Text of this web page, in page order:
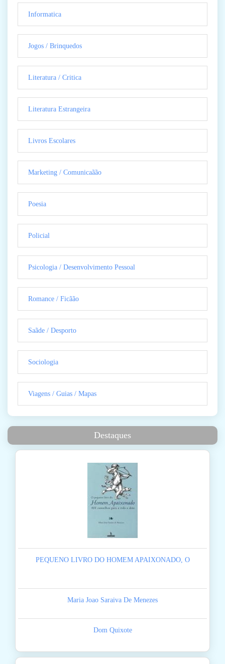
Informatica
Jogos / Brinquedos
Literatura / Critica
Literatura Estrangeira
Livros Escolares
Marketing / Comunicaãão
Poesia
Policial
Psicologia / Desenvolvimento Pessoal
Romance / Ficãão
Saãde / Desporto
Sociologia
Viagens / Guias / Mapas
Destaques
PEQUENO LIVRO DO HOMEM APAIXONADO, O
Maria Joao Saraiva De Menezes
Dom Quixote